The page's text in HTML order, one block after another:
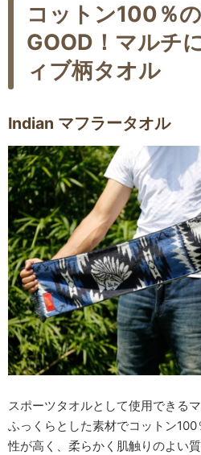
コットン100％
GOOD！マルチ
ィブ柄タオル
Indian マフラータオル
スポーツタオルとして使用できる
ふっくらとした素材でコットン
性が高く、柔らかく肌触りのよい